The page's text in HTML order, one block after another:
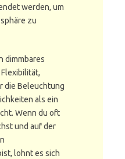
werden, um
zu
dimmbares
die Beleuchtung
als ein
Wenn du oft
und auf der
lohnt es sich